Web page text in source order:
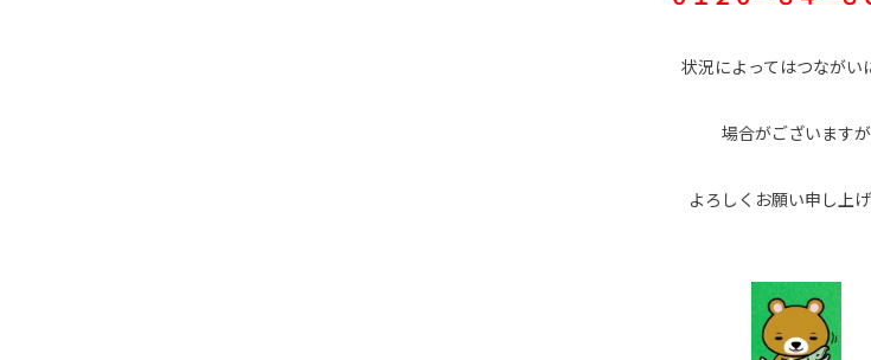
状況によってはつながい
場合がございますが
よろしくお願い申し上